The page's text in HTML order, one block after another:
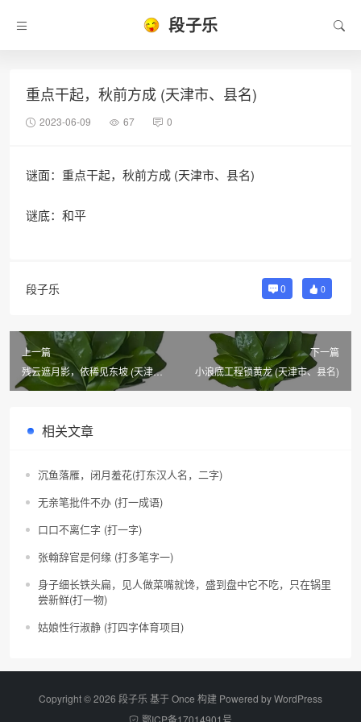
段子乐
重点干起，秋前方成 (天津市、县名)
2023-06-09 67 0
谜面：重点干起，秋前方成 (天津市、县名)
谜底：和平
段子乐 0 0
上一篇
残云遮月影，依稀见东坡 (天津
市、县名)
下一篇
小浪底工程锁黄龙 (天津市、县名)
相关文章
沉鱼落雁，闭月羞花(打东汉人名，二字)
无亲笔批件不办 (打一成语)
口口不离仁字 (打一字)
张翰辞官是何缘 (打多笔字一)
身子细长铁头扁，见人做菜嘴就馋，盛到盘中它不吃，只在锅里
尝新鲜(打一物)
姑娘性行淑静 (打四字体育项目)
Copyright © 2026 段子乐 基于 Once 构建 Powered byWordPress
鄂ICP备17014901号